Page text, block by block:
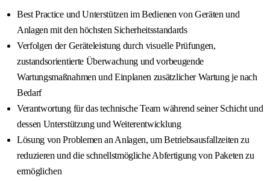
Best Practice und Unterstützen im Bedienen von Geräten und
Anlagen mit den höchsten Sicherheitsstandards
Verfolgen der Geräteleistung durch visuelle Prüfungen,
zustandsorientierte Überwachung und vorbeugende
Wartungsmaßnahmen und Einplanen zusätzlicher Wartung je nach
Bedarf
Verantwortung für das technische Team während seiner Schicht und
dessen Unterstützung und Weiterentwicklung
Lösung von Problemen an Anlagen, um Betriebsausfallzeiten zu
reduzieren und die schnellstmögliche Abfertigung von Paketen zu
ermöglichen